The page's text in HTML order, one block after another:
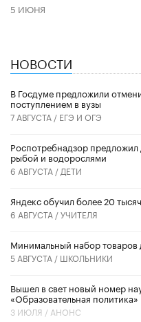
5 ИЮНЯ
НОВОСТИ
В Госдуме предложили
поступлением в вузы
7 АВГУСТА / ЕГЭ И ОГЭ
Роспотребнадзор
рыбой и водорослями
6 АВГУСТА / ДЕТИ
​Яндекс обучил более 20
6 АВГУСТА /УЧИТЕЛЯ
Минимальный набор
5 АВГУСТА / ШКОЛЬНИКИ
Вышел в свет новый номер
«Образовательная
3 ИЮЛЯ / АНОНС